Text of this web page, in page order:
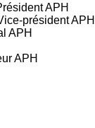
APH
président APH
APH
APH